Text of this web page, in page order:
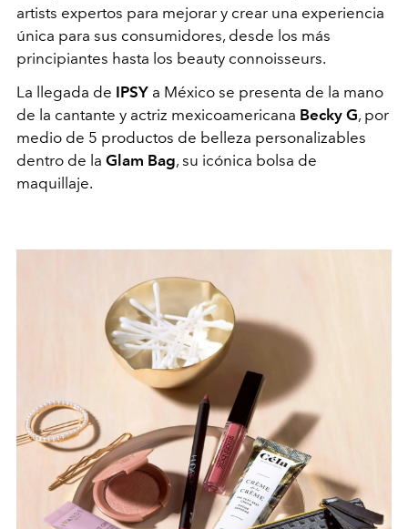
artists expertos para mejorar y crear una experiencia
única para sus consumidores, desde los más
principiantes hasta los beauty connoisseurs.
La llegada de IPSY a México se presenta de la mano
de la cantante y actriz mexicoamericana Becky G, por
medio de 5 productos de belleza personalizables
dentro de la Glam Bag, su icónica bolsa de
maquillaje.